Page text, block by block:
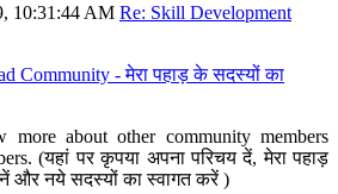
10:31:44 AM Re: Skill Development
Community - मेरा पहाड़ के सदस्यों का
more about other community members
(यहां पर कृपया अपना परिचय दें, मेरा पहाड़
और नये सदस्यों का स्वागत करें )